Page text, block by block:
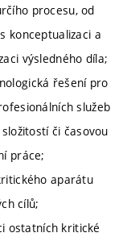
procesu, od
konceptualizaci a
výsledného díla;
řešení pro
služeb
či časovou
práce;
aparátu
cílů;
ostatních kritické